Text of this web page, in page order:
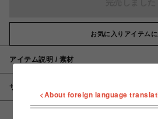
お気に入りアイテム
アイテム説明 / 素材
サイズ
<About foreign language